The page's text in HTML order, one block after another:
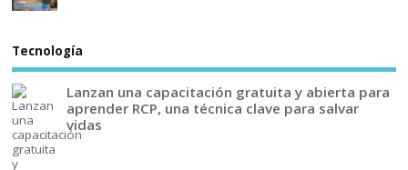
Tecnología
Lanzan una capacitación gratuita y abierta para
aprender RCP, una técnica clave para salvar
vidas